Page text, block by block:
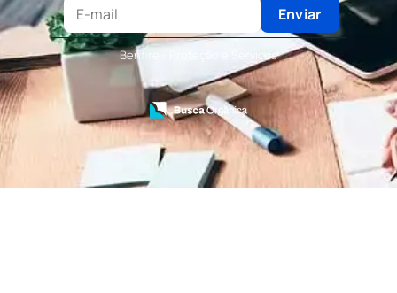
Terceirização de Recepcionista
Terceirização de Serviços de Recepcionistas
Treinamento de Bombeiro Civil
Treinamento de Bombeiros
Treinamento de Brigada
Treinamento de Brigada de Emergência
Treinamento de Brigada de Incêndio
Treinamento de Brigada de Incêndio Valor
Treinamento de Brigadista de Incêndio
Treinamento de Combate a Incêndio NR 23
Enviar
Benfire - Proteção e Serviços